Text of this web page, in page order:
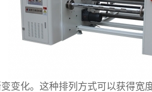
化。这种排列方式可以获得宽